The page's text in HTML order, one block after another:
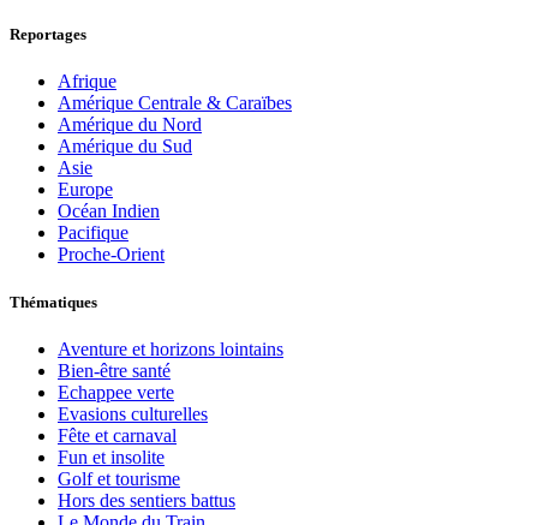
Reportages
Afrique
Amérique Centrale & Caraïbes
Amérique du Nord
Amérique du Sud
Asie
Europe
Océan Indien
Pacifique
Proche-Orient
Thématiques
Aventure et horizons lointains
Bien-être santé
Echappee verte
Evasions culturelles
Fête et carnaval
Fun et insolite
Golf et tourisme
Hors des sentiers battus